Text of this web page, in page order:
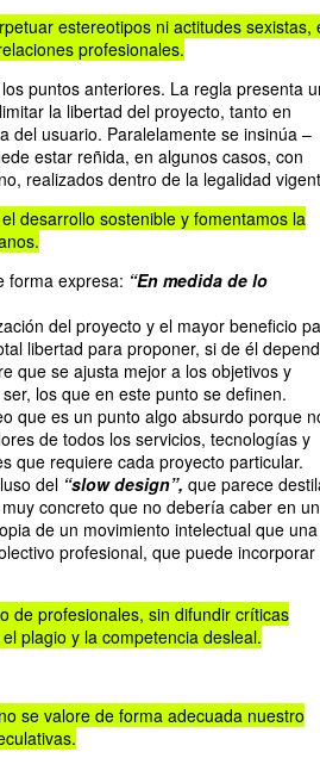
estereotipos ni actitudes sexistas,
profesionales.
puntos anteriores. La regla presenta
la libertad del proyecto, tanto en
del usuario. Paralelamente se insinúa –
estar reñida, en algunos casos, con
realizados dentro de la legalidad
desarrollo sostenible y fomentamos la
forma expresa: “En medida de lo
del proyecto y el mayor beneficio
libertad para proponer, si de él
que se ajusta mejor a los objetivos y
los que en este punto se definen.
que es un punto algo absurdo porque
de todos los servicios, tecnologías y
que requiere cada proyecto particular.
del “slow design”, que parece
concreto que no debería caber en un
de un movimiento intelectual que una
profesional, que puede incorporar
de profesionales, sin difundir críticas
plagio y la competencia desleal.
se valore de forma adecuada nuestro